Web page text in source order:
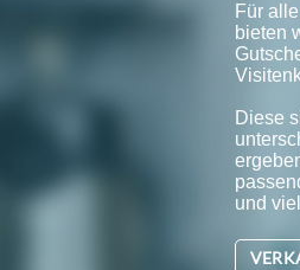
Für
bieten
Diese
und